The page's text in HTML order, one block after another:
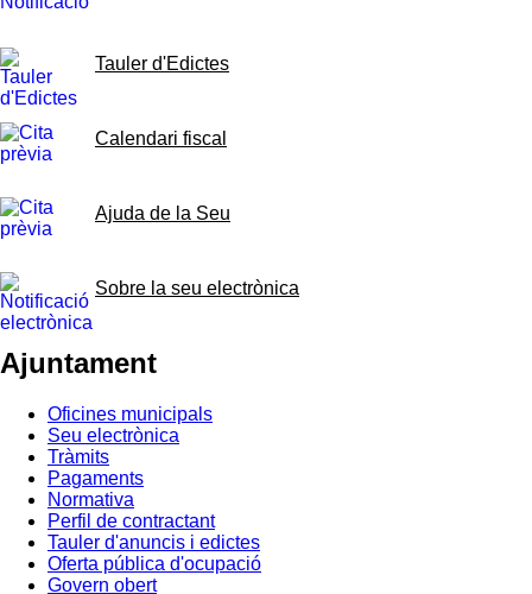
Tauler d'Edictes
Calendari fiscal
Ajuda de la Seu
Sobre la seu electrònica
Ajuntament
Oficines municipals
Seu electrònica
Tràmits
Pagaments
Normativa
Perfil de contractant
Tauler d'anuncis i edictes
Oferta pública d'ocupació
Govern obert